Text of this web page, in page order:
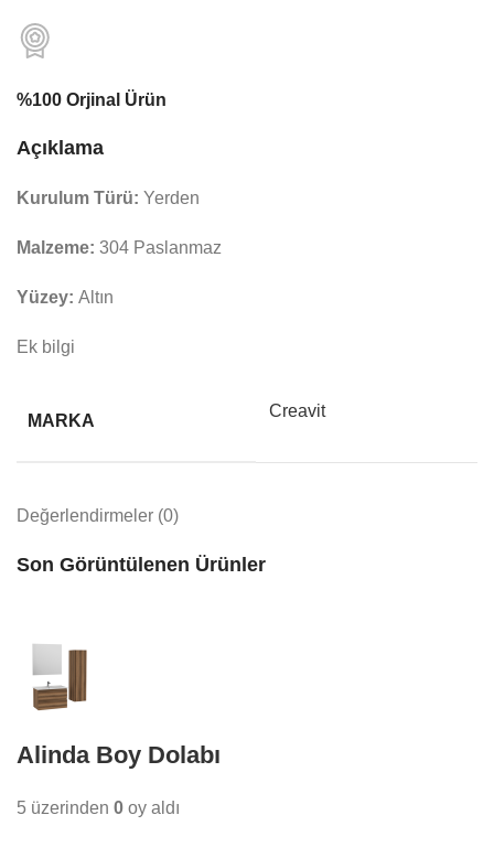
%100 Orjinal Ürün
Açıklama
Kurulum Türü: Yerden
Malzeme: 304 Paslanmaz
Yüzey: Altın
Ek bilgi
MARKA
Creavit
Değerlendirmeler (0)
Son Görüntülenen Ürünler
Alinda Boy Dolabı
5 üzerinden 0 oy aldı